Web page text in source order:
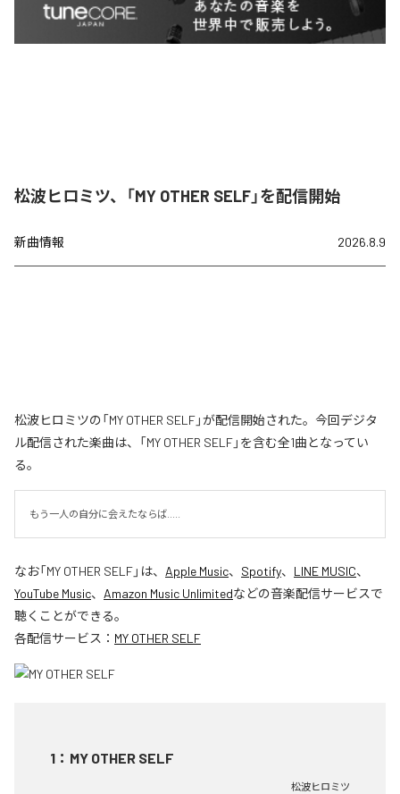
松波ヒロミツ、「MY OTHER SELF」を配信開始
新曲情報 2026.8.9
松波ヒロミツの「MY OTHER SELF」が配信開始された。今回デジタ
ル配信された楽曲は、「MY OTHER SELF」を含む全1曲となってい
る。
もう一人の自分に会えたならば.....
なお「MY OTHER SELF」は、 Apple Music、 Spotify、 LINE MUSIC、
YouTube Music、 Amazon Music Unlimitedなどの音楽配信サービスで
聴くことができる。
各配信サービス： MY OTHER SELF
1 ： MY OTHER SELF
松波ヒロミツ